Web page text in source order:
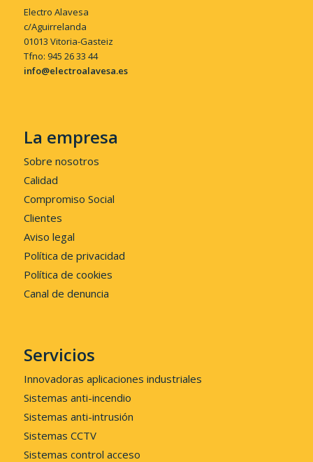
Electro Alavesa
c/Aguirrelanda
01013 Vitoria-Gasteiz
Tfno: 945 26 33 44
info@electroalavesa.es
La empresa
Sobre nosotros
Calidad
Compromiso Social
Clientes
Aviso legal
Política de privacidad
Política de cookies
Canal de denuncia
Servicios
Innovadoras aplicaciones industriales
Sistemas anti-incendio
Sistemas anti-intrusión
Sistemas CCTV
Sistemas control acceso